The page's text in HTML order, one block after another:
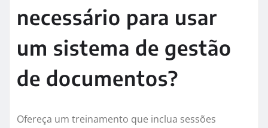
necessário para usar
um sistema de gestão
de documentos?
Ofereça um treinamento que inclua sessões